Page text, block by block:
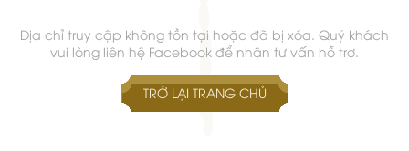
Địa chỉ truy cập không tồn tại hoặc đã bị xóa. Quý khách
vui lòng liên hệ Facebook để nhận tư vấn hỗ trợ.
TRỞ LẠI TRANG CHỦ